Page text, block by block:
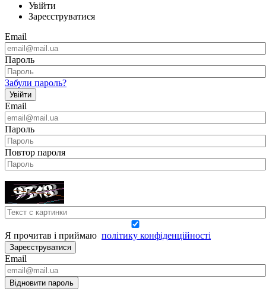
Увійти
Зареєструватися
Email
Пароль
Забули пароль?
Увійти
Email
Пароль
Повтор пароля
Я прочитав і приймаю політику конфіденційності
Зареєструватися
Email
Відновити пароль